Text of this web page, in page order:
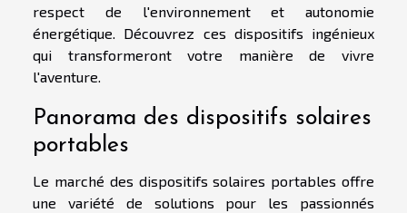
respect de l'environnement et autonomie
énergétique. Découvrez ces dispositifs ingénieux
qui transformeront votre manière de vivre
l'aventure.
Panorama des dispositifs solaires
portables
Le marché des dispositifs solaires portables offre
une variété de solutions pour les passionnés